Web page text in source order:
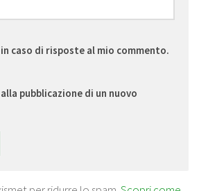
caso di risposte al mio commento.
pubblicazione di un nuovo